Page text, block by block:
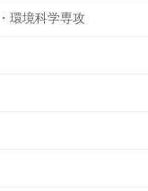
環境科学専攻